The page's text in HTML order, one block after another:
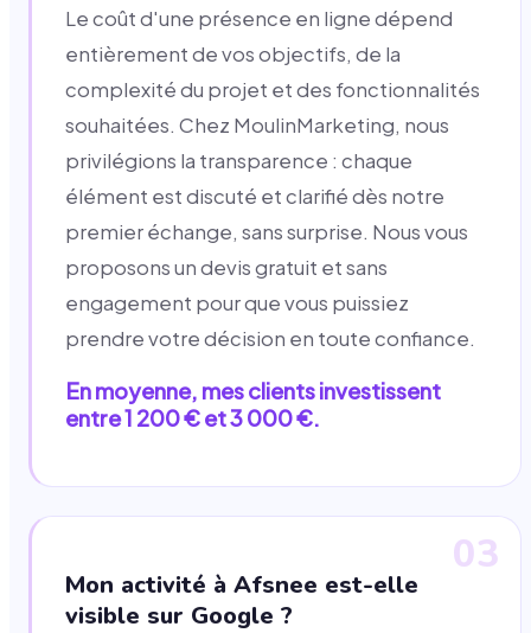
Le coût d'une présence en ligne dépend
entièrement de vos objectifs, de la
complexité du projet et des fonctionnalités
souhaitées. Chez MoulinMarketing, nous
privilégions la transparence : chaque
élément est discuté et clarifié dès notre
premier échange, sans surprise. Nous vous
proposons un devis gratuit et sans
engagement pour que vous puissiez
prendre votre décision en toute confiance.
En moyenne, mes clients investissent
entre 1 200 € et 3 000 €.
03
Mon activité à Afsnee est-elle
visible sur Google ?